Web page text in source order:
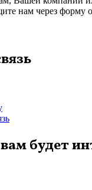
нам через форму
будет